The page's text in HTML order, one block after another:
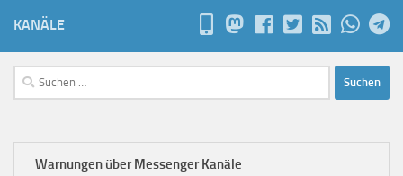
KANÄLE
Suchen
nach:
Warnungen über Messenger Kanäle